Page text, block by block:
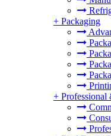
+ Packaging
+ Professional